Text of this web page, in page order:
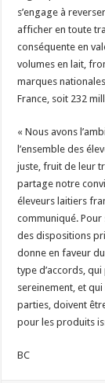
s’engage à
afficher en toute
conséquente en
volumes en lait,
marques
France, soit 232
« Nous avons
l’ensemble des
juste, fruit de leur
partage notre
éleveurs laitiers
communiqué. Pour
des dispositions
donne en faveur
type d’accords,
sereinement, et
parties, doivent
pour les produits
BC